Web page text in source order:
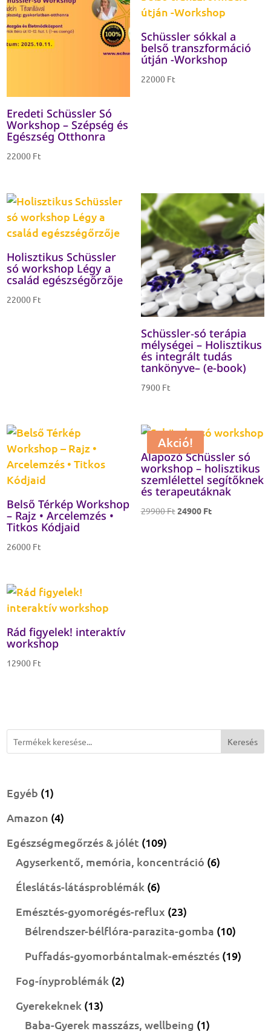
Eredeti Schüssler Só
Workshop – Szépség és
Egészség Otthonra
22000 Ft
Schüssler sókkal a
belső transzformáció
útján -Workshop
22000 Ft
Holisztikus Schüssler
só workshop Légy a
család egészségőrzője
22000 Ft
Schüssler‑só terápia
mélységei – Holisztikus
és integrált tudás
tankönyve– (e-book)
7900 Ft
Belső Térkép Workshop
– Rajz • Arcelemzés •
Titkos Kódjaid
26000 Ft
Akció!
Alapozó Schüssler só
workshop – holisztikus
szemlélettel segítőknek
és terapeutáknak
29900FtOriginal
24900 FtCurrent
Rád figyelek! interaktív
workshop
12900 Ft
Keresés
Egyéb 11
termék
Amazon 44
termék
Egészségmegőrzés & jólét 109109
termék
Agyserkentő, memória, koncentráció 66
Éleslátás-látásproblémák 66
termék
Emésztés-gyomorégés-reflux 2323
termék
Bélrendszer-bélflóra-parazita-gomba 1010
termék
Puffadás-gyomorbántalmak-emésztés 1919
Fog-ínyproblémák 22
Gyerekeknek 1313
termék
Baba-Gyerek masszázs, wellbeing 11